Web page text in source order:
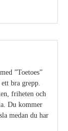
”Toetoes”
bra grepp.
friheten och
Du kommer
medan du har